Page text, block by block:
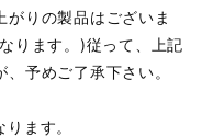
がりの製品はございま
ります。)従って、上記
予めご了承下さい。
ます。